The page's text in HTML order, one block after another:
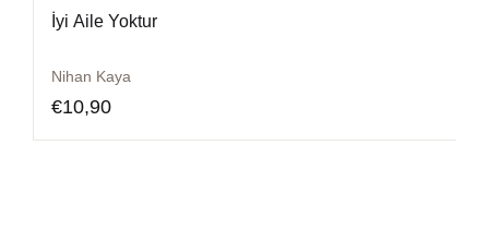
İyi Aile Yoktur
Nihan Kaya
€10,90